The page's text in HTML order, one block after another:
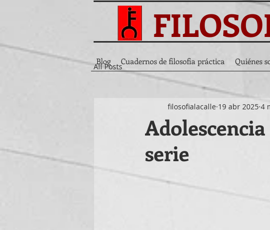
All Posts
serie
filosofialacalle 19 abr 2025 4
Blog Cuadernos de filosofia práctica Quiénes